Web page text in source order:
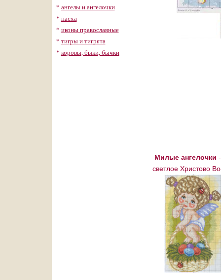
* ангелы и ангелочки
* пасха
* иконы православные
* тигры и тигрята
* коровы, быки, бычки
Милые ангелочки
светлое Христово